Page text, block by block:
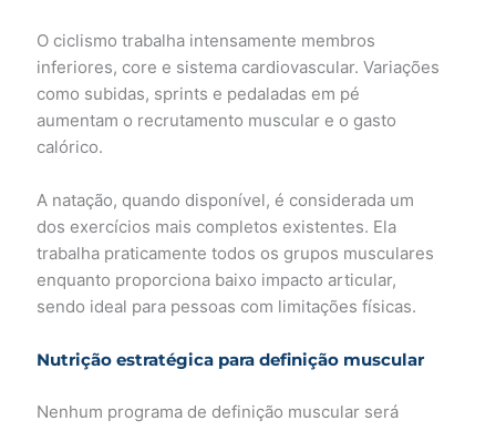
O ciclismo trabalha intensamente membros
inferiores, core e sistema cardiovascular. Variações
como subidas, sprints e pedaladas em pé
aumentam o recrutamento muscular e o gasto
calórico.
A natação, quando disponível, é considerada um
dos exercícios mais completos existentes. Ela
trabalha praticamente todos os grupos musculares
enquanto proporciona baixo impacto articular,
sendo ideal para pessoas com limitações físicas.
Nutrição estratégica para definição muscular
Nenhum programa de definição muscular será